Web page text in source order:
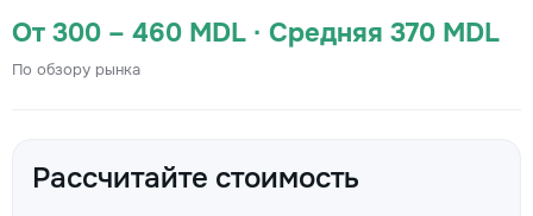
От 300 – 460 MDL · Средняя 370 MDL
По обзору рынка
Рассчитайте стоимость